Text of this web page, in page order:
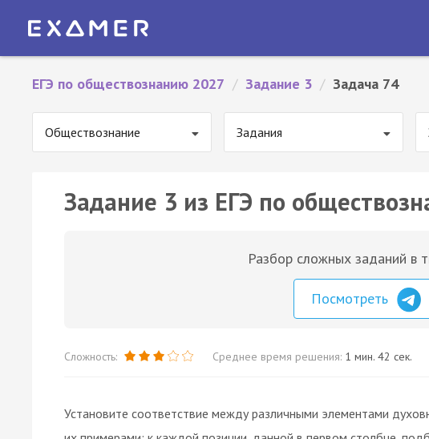
ЕГЭ по обществознанию 2027 / Задание 3 / Задача 74
Обществознание Задания
Задание 3 из ЕГЭ по
Разбор сложных заданий в
Посмотреть
Сложность: Среднее время решения: 1 мин. 42 сек.
Установите соответствие между различными элементами